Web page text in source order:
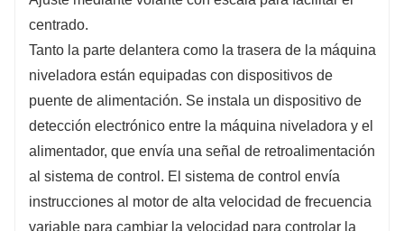
centrado.
Tanto la parte delantera como la trasera de la máquina
niveladora están equipadas con dispositivos de
puente de alimentación. Se instala un dispositivo de
detección electrónico entre la máquina niveladora y el
alimentador, que envía una señal de retroalimentación
al sistema de control. El sistema de control envía
instrucciones al motor de alta velocidad de frecuencia
variable para cambiar la velocidad para controlar la